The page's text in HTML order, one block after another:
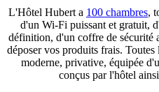
L'Hôtel Hubert a 100 chambres,
d'un Wi-Fi puissant et gratuit,
définition, d'un coffre de sécurité
déposer vos produits frais. Toutes
moderne, privative, équipée
conçus par l'hôtel